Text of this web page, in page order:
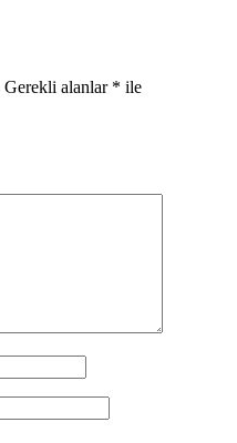
Gerekli alanlar * ile